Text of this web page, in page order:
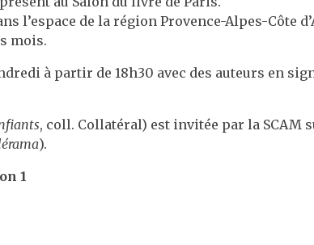
l’espace de la région Provence-Alpes-Côte
mois.
à partir de 18h30 avec des auteurs en
, coll. Collatéral) est invitée par la SCAM
).
1